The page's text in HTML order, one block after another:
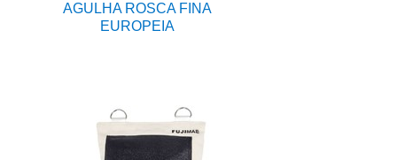
AGULHA ROSCA FINA
EUROPEIA